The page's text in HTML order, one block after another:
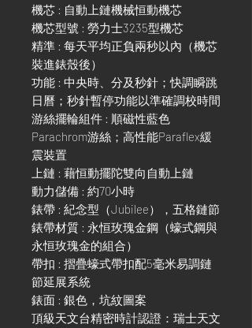
機芯 : 自動上鏈機械恒動機芯
機芯型號 : 勞力士3235型機芯
精準 : 每天平均正負兩秒以內（機芯
裝進錶殼後）
功能 : 中央時、分及秒針；快調瞬跳
日曆；秒針暫停功能以準確調校時間
游絲擺輪組件 : 順磁性藍色
Parachrom游絲；高性能Paraflex緩
震裝置
上鏈 : 藉恒動擺陀雙向自動上鏈
動力儲備 : 約70小時
錶帶 : 紀念型（Jubilee），五格鏈節
錶帶材質 : 永恒玫瑰金鋼（蠔式鋼與
永恒玫瑰金的組合）
帶扣 : 摺疊蠔式帶扣配5毫米易調鏈
節延展系統
錶面 : 銀色，坑紋圖案
頂級天文台精密時計認證：瑞士天文